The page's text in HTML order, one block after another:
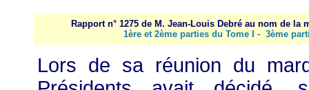
Rapport n° 1275 de M. Jean-Louis Debré au nom de
1ère et 2ème parties du Tome I
-3ème
Lors de sa réunion du